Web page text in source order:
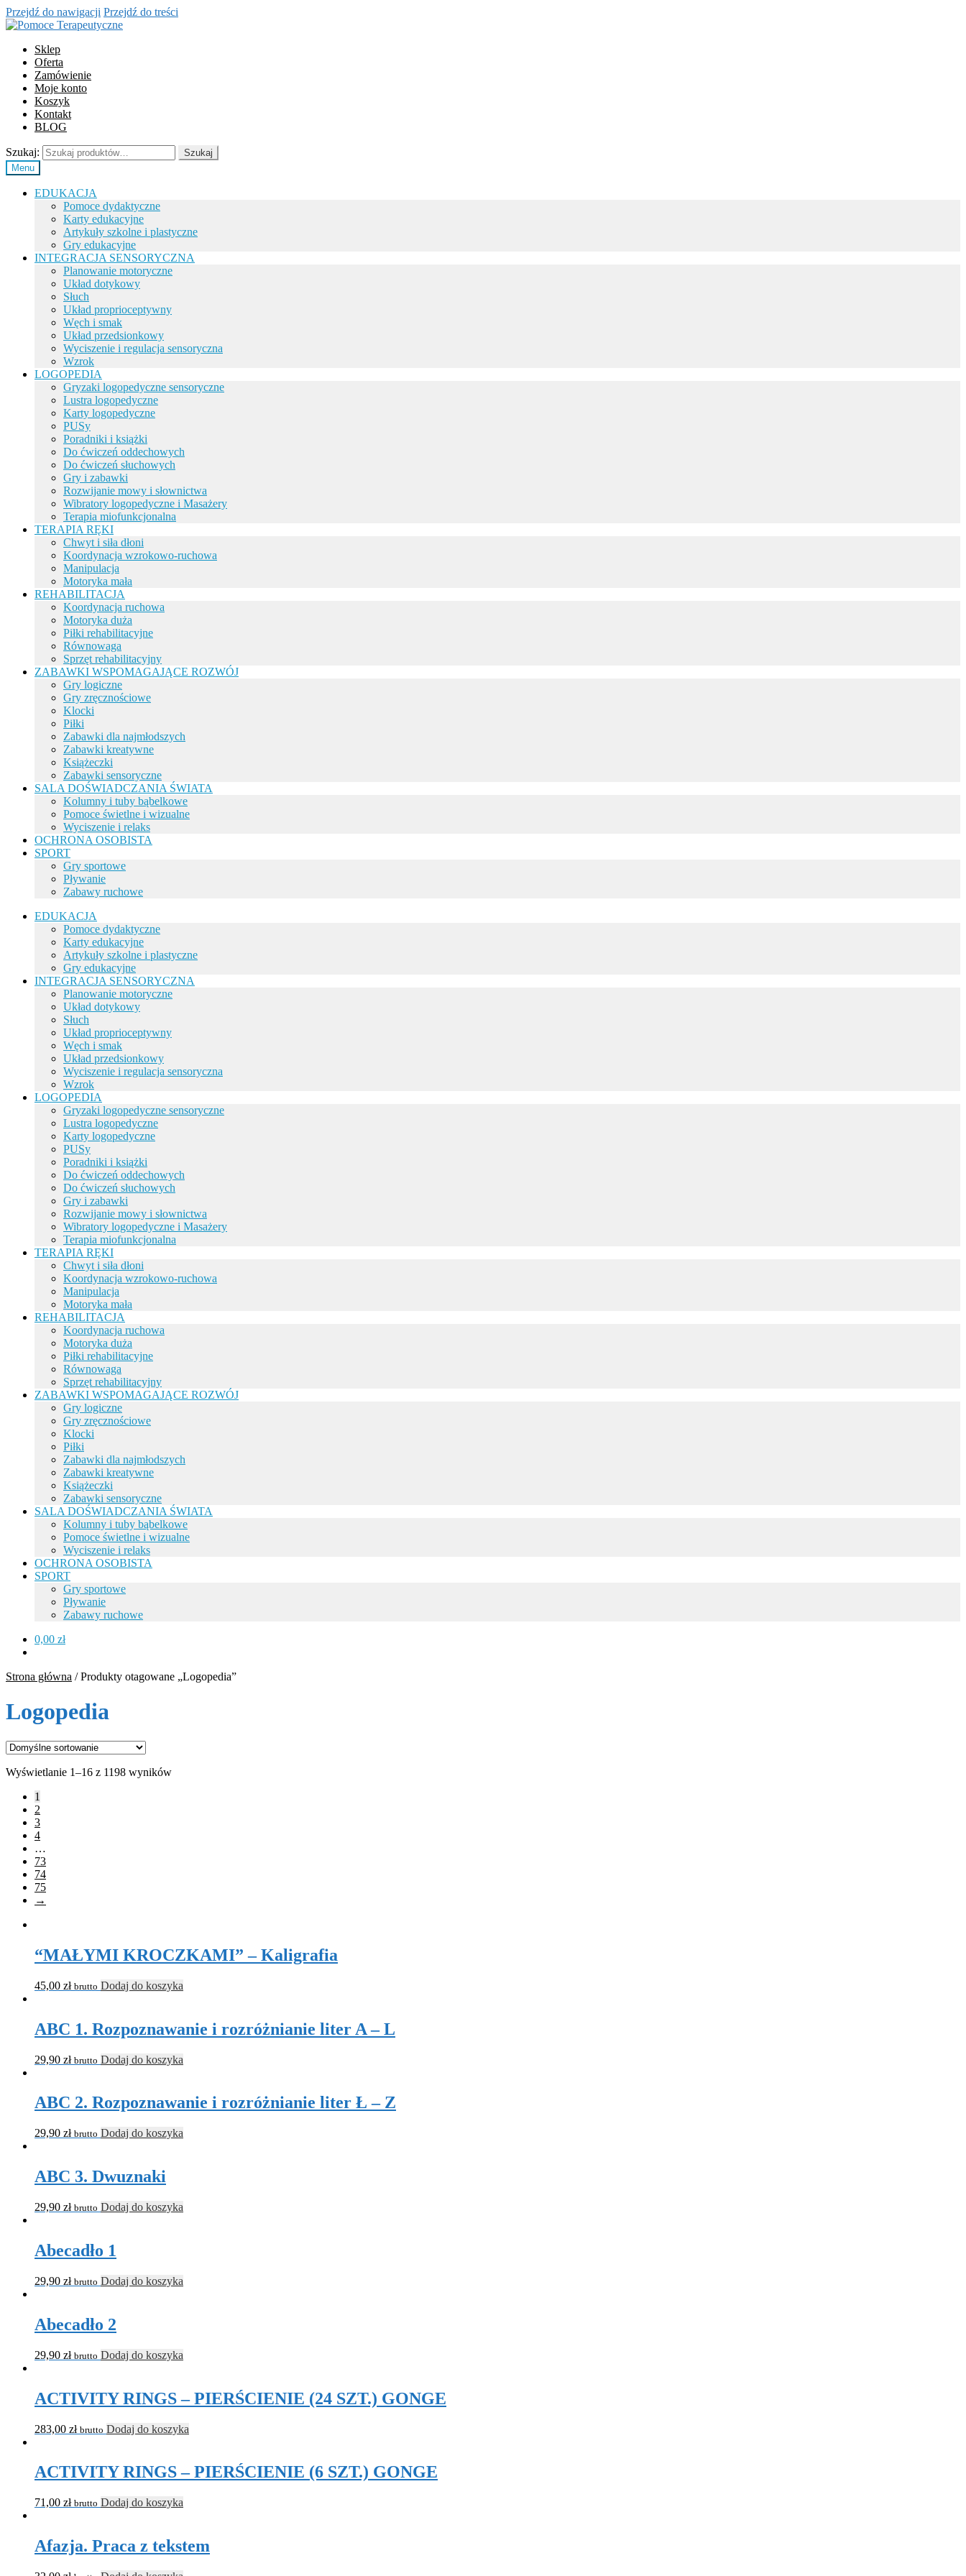
Przejdź do nawigacji Przejdź do treści
Sklep
Oferta
Zamówienie
Moje konto
Koszyk
Kontakt
BLOG
Szukaj:
Szukaj
Menu
EDUKACJA
Pomoce dydaktyczne
Karty edukacyjne
Artykuły szkolne i plastyczne
Gry edukacyjne
INTEGRACJA SENSORYCZNA
Planowanie motoryczne
Układ dotykowy
Słuch
Układ proprioceptywny
Węch i smak
Układ przedsionkowy
Wyciszenie i regulacja sensoryczna
Wzrok
LOGOPEDIA
Gryzaki logopedyczne sensoryczne
Lustra logopedyczne
Karty logopedyczne
PUSy
Poradniki i książki
Do ćwiczeń oddechowych
Do ćwiczeń słuchowych
Gry i zabawki
Rozwijanie mowy i słownictwa
Wibratory logopedyczne i Masażery
Terapia miofunkcjonalna
TERAPIA RĘKI
Chwyt i siła dłoni
Koordynacja wzrokowo-ruchowa
Manipulacja
Motoryka mała
REHABILITACJA
Koordynacja ruchowa
Motoryka duża
Piłki rehabilitacyjne
Równowaga
Sprzęt rehabilitacyjny
ZABAWKI WSPOMAGAJĄCE ROZWÓJ
Gry logiczne
Gry zręcznościowe
Klocki
Piłki
Zabawki dla najmłodszych
Zabawki kreatywne
Książeczki
Zabawki sensoryczne
SALA DOŚWIADCZANIA ŚWIATA
Kolumny i tuby bąbelkowe
Pomoce świetlne i wizualne
Wyciszenie i relaks
OCHRONA OSOBISTA
SPORT
Gry sportowe
Pływanie
Zabawy ruchowe
EDUKACJA
Pomoce dydaktyczne
Karty edukacyjne
Artykuły szkolne i plastyczne
Gry edukacyjne
INTEGRACJA SENSORYCZNA
Planowanie motoryczne
Układ dotykowy
Słuch
Układ proprioceptywny
Węch i smak
Układ przedsionkowy
Wyciszenie i regulacja sensoryczna
Wzrok
LOGOPEDIA
Gryzaki logopedyczne sensoryczne
Lustra logopedyczne
Karty logopedyczne
PUSy
Poradniki i książki
Do ćwiczeń oddechowych
Do ćwiczeń słuchowych
Gry i zabawki
Rozwijanie mowy i słownictwa
Wibratory logopedyczne i Masażery
Terapia miofunkcjonalna
TERAPIA RĘKI
Chwyt i siła dłoni
Koordynacja wzrokowo-ruchowa
Manipulacja
Motoryka mała
REHABILITACJA
Koordynacja ruchowa
Motoryka duża
Piłki rehabilitacyjne
Równowaga
Sprzęt rehabilitacyjny
ZABAWKI WSPOMAGAJĄCE ROZWÓJ
Gry logiczne
Gry zręcznościowe
Klocki
Piłki
Zabawki dla najmłodszych
Zabawki kreatywne
Książeczki
Zabawki sensoryczne
SALA DOŚWIADCZANIA ŚWIATA
Kolumny i tuby bąbelkowe
Pomoce świetlne i wizualne
Wyciszenie i relaks
OCHRONA OSOBISTA
SPORT
Gry sportowe
Pływanie
Zabawy ruchowe
0,00 zł
Strona główna /Produkty otagowane „Logopedia”
Logopedia
Wyświetlanie 1–16 z 1198 wyników
1
2
3
4
…
73
74
75
→
“MAŁYMI KROCZKAMI” – Kaligrafia
45,00 zł brutto Dodaj do koszyka
ABC 1. Rozpoznawanie i rozróżnianie liter A – L
29,90 zł brutto Dodaj do koszyka
ABC 2. Rozpoznawanie i rozróżnianie liter Ł – Z
29,90 zł brutto Dodaj do koszyka
ABC 3. Dwuznaki
29,90 zł brutto Dodaj do koszyka
Abecadło 1
29,90 zł brutto Dodaj do koszyka
Abecadło 2
29,90 zł brutto Dodaj do koszyka
ACTIVITY RINGS – PIERŚCIENIE (24 SZT.) GONGE
283,00 zł brutto Dodaj do koszyka
ACTIVITY RINGS – PIERŚCIENIE (6 SZT.) GONGE
71,00 zł brutto Dodaj do koszyka
Afazja. Praca z tekstem